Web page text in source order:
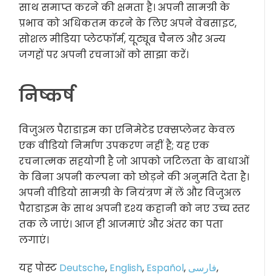
साथ समाप्त करने की क्षमता है। अपनी सामग्री के
प्रभाव को अधिकतम करने के लिए अपने वेबसाइट,
सोशल मीडिया प्लेटफॉर्म, यूट्यूब चैनल और अन्य
जगहों पर अपनी रचनाओं को साझा करें।
निष्कर्ष
विजुअल पैराडाइम का एनिमेटेड एक्सप्लेनर केवल
एक वीडियो निर्माण उपकरण नहीं है; यह एक
रचनात्मक सहयोगी है जो आपको जटिलता के बाधाओं
के बिना अपनी कल्पना को छोड़ने की अनुमति देता है।
अपनी वीडियो सामग्री के नियंत्रण में लें और विजुअल
पैराडाइम के साथ अपनी दृश्य कहानी को नए उच्च स्तर
तक ले जाएं। आज ही आजमाएं और अंतर का पता
लगाएं।
यह पोस्ट Deutsche, English, Español, فارسی,